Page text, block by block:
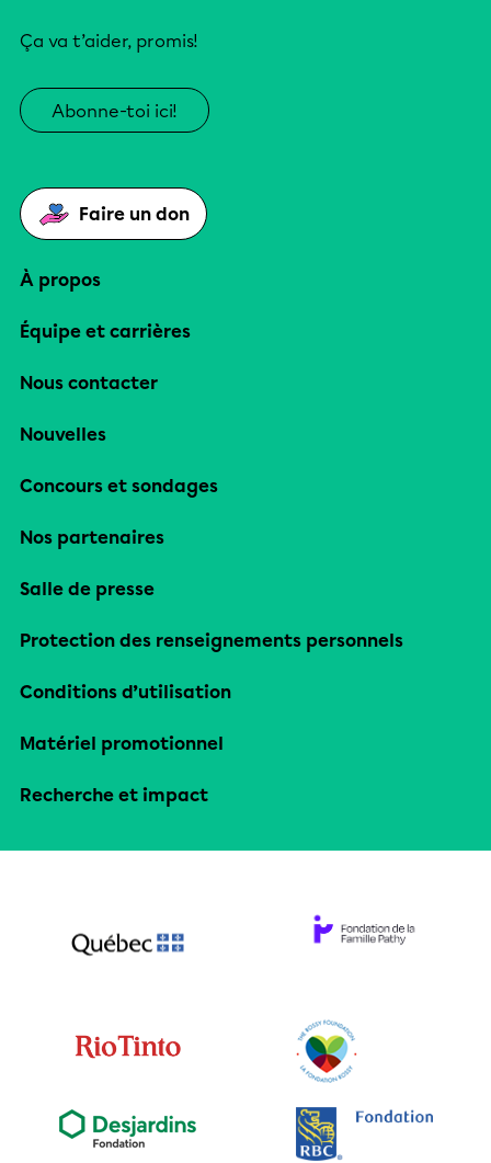
Ça va t’aider, promis!
Abonne-toi ici!
Faire un don
À propos
Équipe et carrières
Nous contacter
Nouvelles
Concours et sondages
Nos partenaires
Salle de presse
Protection des renseignements personnels
Conditions d’utilisation
Matériel promotionnel
Recherche et impact